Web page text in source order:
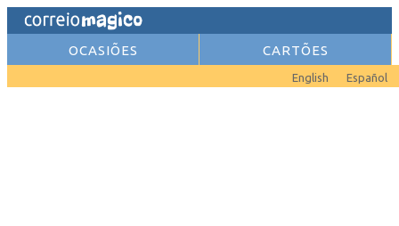
OCASIÕES CARTÕES
Español
English